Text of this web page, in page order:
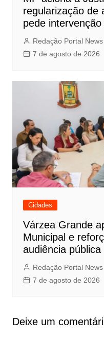
regularização de
pede
Redação Portal News
7 de agosto de 2026
Cidades
Várzea Grande
Municipal e
audiência pública
Redação Portal News
7 de agosto de 2026
Deixe um